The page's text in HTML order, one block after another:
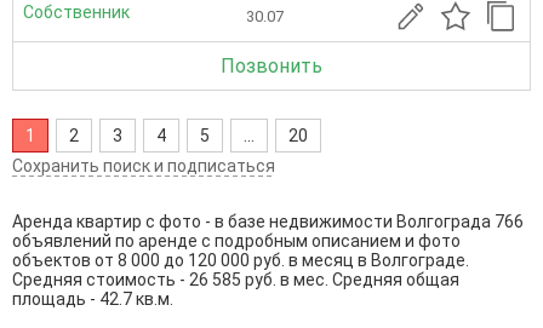
Собственник 30.07
Позвонить
1 2 3 4 5
20
Сохранить поиск и подписаться
Аренда квартир с фото - в базе недвижимости Волгограда 766
объявлений по аренде с подробным описанием и фото
объектов от 8 000 до 120 000 руб. в месяц в Волгограде.
Средняя стоимость - 26 585 руб. в мес. Средняя общая
площадь - 42.7 кв.м.